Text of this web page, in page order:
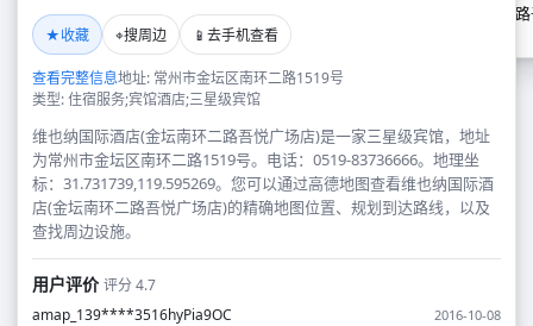
★收藏 ⌖搜周边 📱 去手机查看
查看完整信息地址: 常州市金坛区南环二路1519号
类型: 住宿服务;宾馆酒店;三星级宾馆
维也纳国际酒店(金坛南环二路吾悦广场店)是一家三星级宾馆，地址
为常州市金坛区南环二路1519号。电话：0519-83736666。地理坐
标：31.731739,119.595269。您可以通过高德地图查看维也纳国际酒
店(金坛南环二路吾悦广场店)的精确地图位置、规划到达路线，以及
查找周边设施。
用户评价评分 4.7
amap_139****3516hyPia9OC
2016-10-08
维也纳国际酒店(金坛南环二